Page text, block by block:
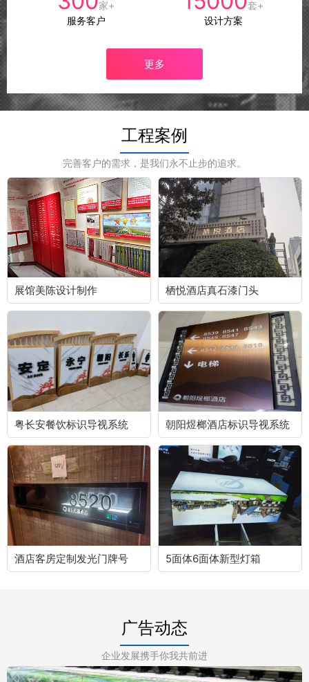
家+
服务客户
套+
设计方案
更多
工程案例
完善客户的需求，是我们永不止步的追求。
展馆美陈设计制作 栖悦酒店真石漆门头
粤长安餐饮标识导视系统 朝阳煜榔酒店标识导视系统
酒店客房定制发光门牌号 5面体6面体新型灯箱
广告动态
企业发展携手你我共前进